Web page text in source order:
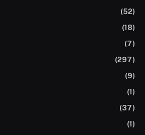
(52)
(18)
(7)
(297)
(9)
(1)
(37)
(1)